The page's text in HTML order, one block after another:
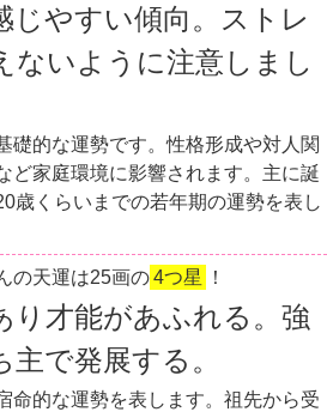
じやすい傾向。ストレ
ないように注意しまし
礎的な運勢です。性格形成や対人関
ど家庭環境に影響されます。主に誕
歳くらいまでの若年期の運勢を表し
の天運は25画の4つ星 ！
り才能があふれる。強
主で発展する。
命的な運勢を表します。祖先から受